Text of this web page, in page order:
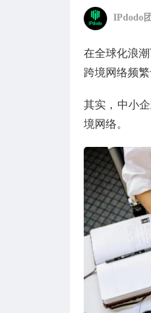
IPdodo
在全球化浪
跨境网络频
其实，中小
境网络。